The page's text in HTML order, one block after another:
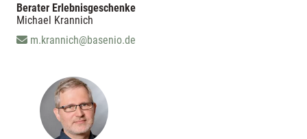
Berater Erlebnisgeschenke
Michael Krannich
m.krannich@basenio.de